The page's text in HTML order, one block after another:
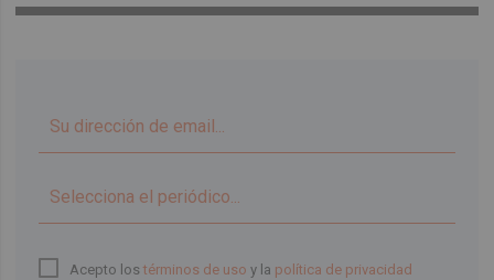
Acepto lostérminos de uso y la política de privacidad